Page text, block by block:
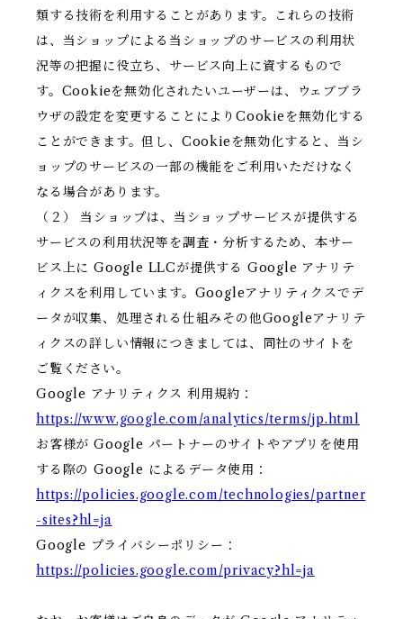
類する技術を利用することがあります。これらの技術
は、当ショップによる当ショップのサービスの利用状
況等の把握に役立ち、サービス向上に資するもので
す。Cookieを無効化されたいユーザーは、ウェブブラ
ウザの設定を変更することによりCookieを無効化する
ことができます。但し、Cookieを無効化すると、当シ
ョップのサービスの一部の機能をご利用いただけなく
なる場合があります。
（２） 当ショップは、当ショップサービスが提供する
サービスの利用状況等を調査・分析するため、本サー
ビス上に Google LLCが提供する Google アナリテ
ィクスを利用しています。Googleアナリティクスでデ
ータが収集、処理される仕組みその他Googleアナリテ
ィクスの詳しい情報につきましては、同社のサイトを
ご覧ください。
Google アナリティクス 利用規約：
https://www.google.com/analytics/terms/jp.html
お客様が Google パートナーのサイトやアプリを使用
する際の Google によるデータ使用：
https://policies.google.com/technologies/partner
-sites?hl=ja
Google プライバシーポリシー：
https://policies.google.com/privacy?hl=ja